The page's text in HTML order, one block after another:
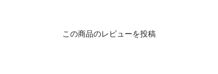
この商品のレビューを投稿